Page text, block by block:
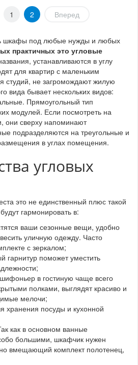
1 2 Вперед
шкафы под любые нужды и любых
практичных это угловые
устанавливаются в углу
для квартир с маленьким
студий, не загромождают жилую
вида бывает нескольких видов:
Прямоугольный тип
модулей. Если посмотреть на
они сверху напоминают
подразделяются на треугольные и
в углах помещения.
угловых
это не единственный плюс такой
гармонировать в:
ваши сезонные вещи, удобно
уличную одежду. Часто
с зеркалом;
гарнитур поможет уместить
в гостиную чаще всего
полками, выглядят красиво и
мелочи;
хранения посуды и кухонной
как в основном ванные
большими, шкафчик нужен
вмещающий комплект полотенец,